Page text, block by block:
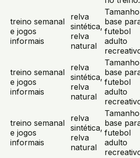
treino semanal
e jogos
informais
relva
sintética,
relva
natural
Tamanho
base
futebol
adulto
treino semanal
e jogos
informais
relva
sintética,
relva
natural
Tamanho
base
futebol
adulto
treino semanal
e jogos
informais
relva
sintética,
relva
natural
Tamanho
base
futebol
adulto